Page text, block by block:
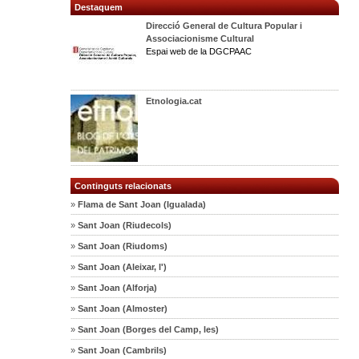
Destaquem
Direcció General de Cultura Popular i
Associacionisme Cultural
Espai web de la DGCPAAC
Etnologia.cat
Continguts relacionats
» Flama de Sant Joan (Igualada)
» Sant Joan (Riudecols)
» Sant Joan (Riudoms)
» Sant Joan (Aleixar, l')
» Sant Joan (Alforja)
» Sant Joan (Almoster)
» Sant Joan (Borges del Camp, les)
» Sant Joan (Cambrils)